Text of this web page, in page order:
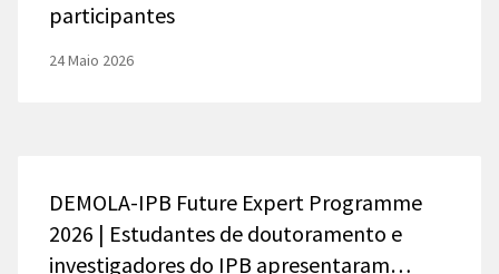
participantes
24 Maio 2026
DEMOLA-IPB Future Expert Programme
2026 | Estudantes de doutoramento e
investigadores do IPB apresentaram